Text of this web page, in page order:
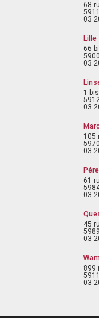
68
03
Lille
66
03
1
03
105
03
61
03
45
03
899
03